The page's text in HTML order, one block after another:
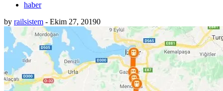
haber
by railsistem - Ekim 27, 20190